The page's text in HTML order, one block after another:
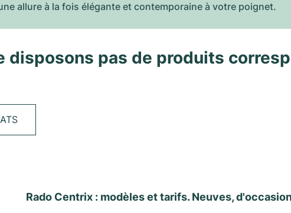
allure à la fois élégante et contemporaine à votre poignet.
disposons pas de produits
Rado Centrix : modèles et tarifs. Neuves,